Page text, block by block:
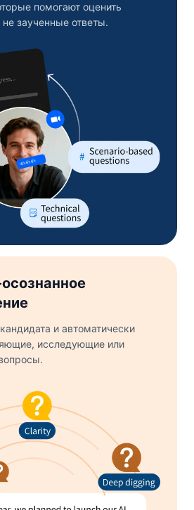
помогают оценить
заученные ответы.
и автоматически
исследующие или